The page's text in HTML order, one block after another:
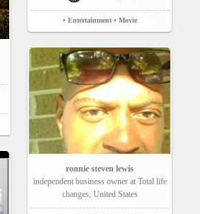
• Entertainment • Movie
ronnie steven lewis
independent business owner at Total life
changes, United States